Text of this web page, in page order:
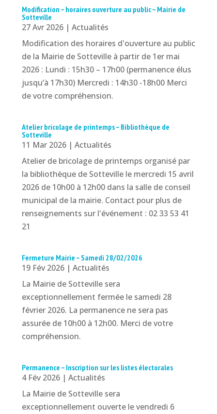
Modification – horaires ouverture au public – Mairie de
Sotteville
27 Avr 2026| Actualités
Modification des horaires d'ouverture au public
de la Mairie de Sotteville à partir de 1er mai
2026 : Lundi : 15h30 – 17h00 (permanence élus
jusqu’à 17h30) Mercredi : 14h30 -18h00 Merci
de votre compréhension.
Atelier bricolage de printemps – Bibliothèque de
Sotteville
11 Mar 2026| Actualités
Atelier de bricolage de printemps organisé par
la bibliothèque de Sotteville le mercredi 15 avril
2026 de 10h00 à 12h00 dans la salle de conseil
municipal de la mairie. Contact pour plus de
renseignements sur l'événement : 02 33 53 41
21
Fermeture Mairie – Samedi 28/02/2026
19 Fév 2026| Actualités
La Mairie de Sotteville sera
exceptionnellement fermée le samedi 28
février 2026. La permanence ne sera pas
assurée de 10h00 à 12h00. Merci de votre
compréhension.
Permanence – Inscription sur les listes électorales
4 Fév 2026| Actualités
La Mairie de Sotteville sera
exceptionnellement ouverte le vendredi 6